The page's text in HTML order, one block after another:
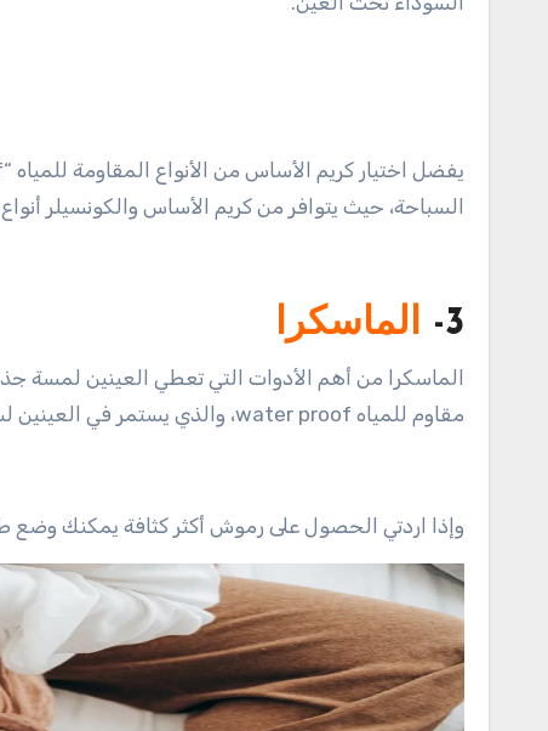
السباحة، حيث يتوافر من كريم الأساس والكونسيلر
3- الماسكرا
الماسكرا من أهم الأدوات التي تعطي العينين لمسة
مقاوم للمياه water proof، والذي يستمر في العينين لساعات طويلة في اليوم، وحتى بعد نزول البحر.
وإذا اردتي الحصول على رموش أكثر كثافة يمكنك وضع